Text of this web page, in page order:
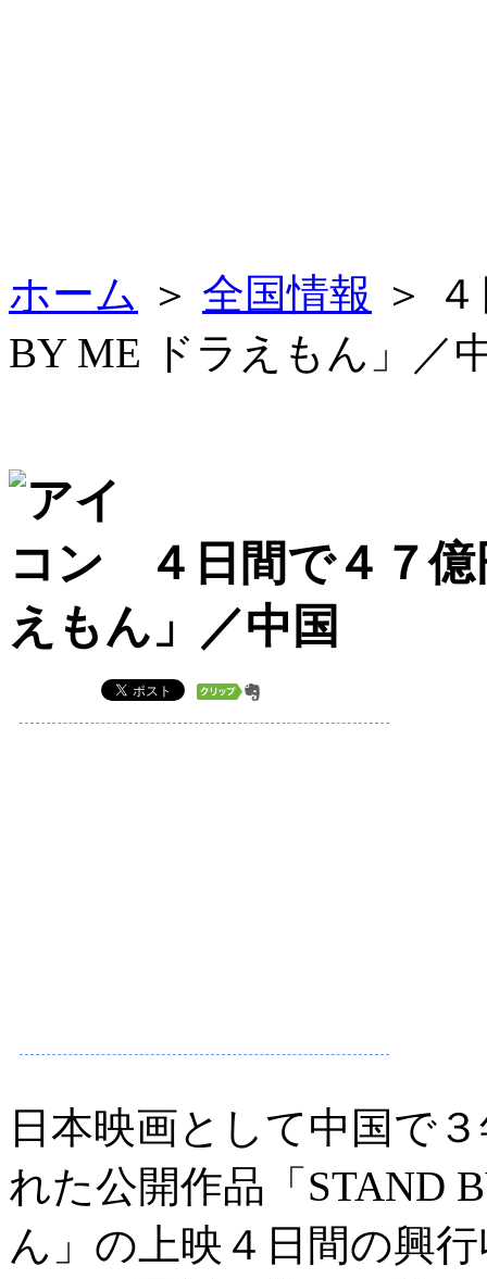
ホーム ＞ 全国情報 ＞
BY ME ドラえもん」／
４日間で４７
えもん」／中国
日本映画として中国で
れた公開作品「STAND
ん」の上映４日間の興